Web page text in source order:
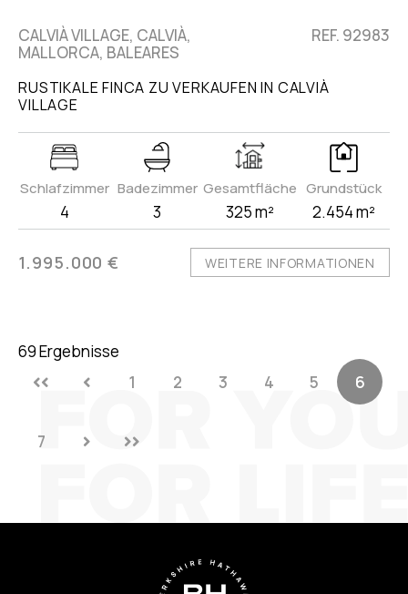
CALVIÀ VILLAGE, CALVIÀ,
MALLORCA, BALEARES
REF. 92983
RUSTIKALE FINCA ZU VERKAUFEN IN CALVIÀ
VILLAGE
Schlafzimmer
4
Badezimmer
3
Gesamtfläche
325 m²
Grundstück
2.454 m²
1.995.000 € WEITERE INFORMATIONEN
69 Ergebnisse
1
2 3 4 5 6
7